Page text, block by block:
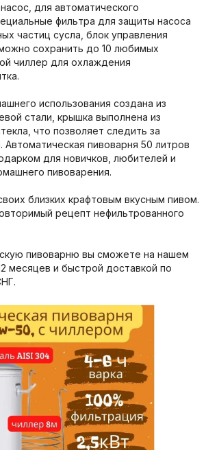
для автоматического
фильтра для защиты насоса
частиц сусла, блок управления
сохранить до 10 любимых
чиллер для охлаждения
использования создана из
стали, крышка выполнена из
что позволяет следить за
Автоматическая пивоварня 50 литров
для новичков, любителей и
пивоварения.
близких крафтовым вкусным пивом.
рецепт нефильтрованного
пивоварню вы сможете на нашем
месяцев и быстрой доставкой по